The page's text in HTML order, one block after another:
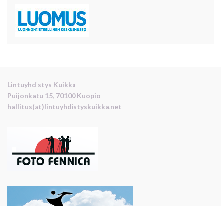
Lintuyhdistys Kuikka
Puijonkatu 15, 70100 Kuopio
hallitus(at)lintuyhdistyskuikka.net